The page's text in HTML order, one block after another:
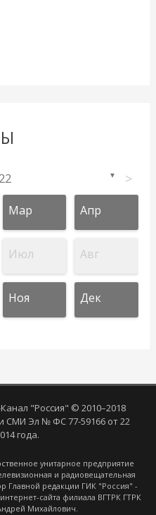
▼ >
Мар Апр
Июл Авг
Ноя Дек
"Россия" © 2010–2018
СМИ Эл № ФС 77-59166 от 22
года.
унитарное предприятие
и радиовещательная
Главной редакции ГИК "Россия" -
сайта филиала ВГТРК ГТРК
Михайлович.